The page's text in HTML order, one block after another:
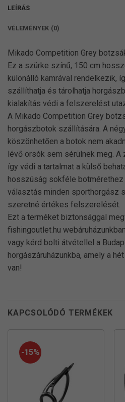
LEÍRÁS
VÉLEMÉNYEK (0)
Mikado Competition Grey
Ez a szürke színű, 150 cm
különálló kamrával rendelkezik,
szállíthatja és tárolhatja
kialakítás védi a felszerelést
A Mikado Competition Grey
horgászbotok szállítására. A
köszönhetően a botok nem
lévő orsók sem sérülnek meg. A
így védi a tartalmat a külső
hosszúság sokféle
választás minden sporthorgász
szeretné értékes felszerelését.
Ezt a terméket biztonsággal
fishingoutlet.hu
vagy kérd bolti átvétellel a
horgászáruházunkba, amely a
van!
KAPCSOLÓDÓ TERMÉKEK
-15%